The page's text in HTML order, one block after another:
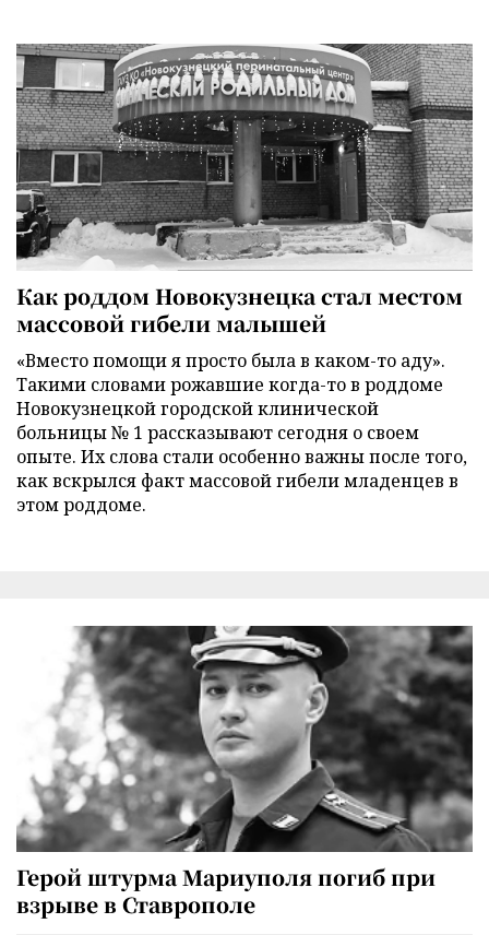
Как роддом Новокузнецка стал местом
массовой гибели малышей
«Вместо помощи я просто была в каком-то аду».
Такими словами рожавшие когда-то в роддоме
Новокузнецкой городской клинической
больницы № 1 рассказывают сегодня о своем
опыте. Их слова стали особенно важны после того,
как вскрылся факт массовой гибели младенцев в
этом роддоме.
Герой штурма Мариуполя погиб при
взрыве в Ставрополе